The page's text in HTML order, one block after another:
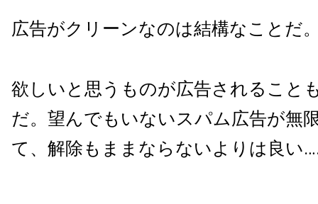
広告がクリーンなのは結構なことだ
欲しいと思うものが広告されること
だ。望んでもいないスパム広告が無
て、解除もままならないよりは良い